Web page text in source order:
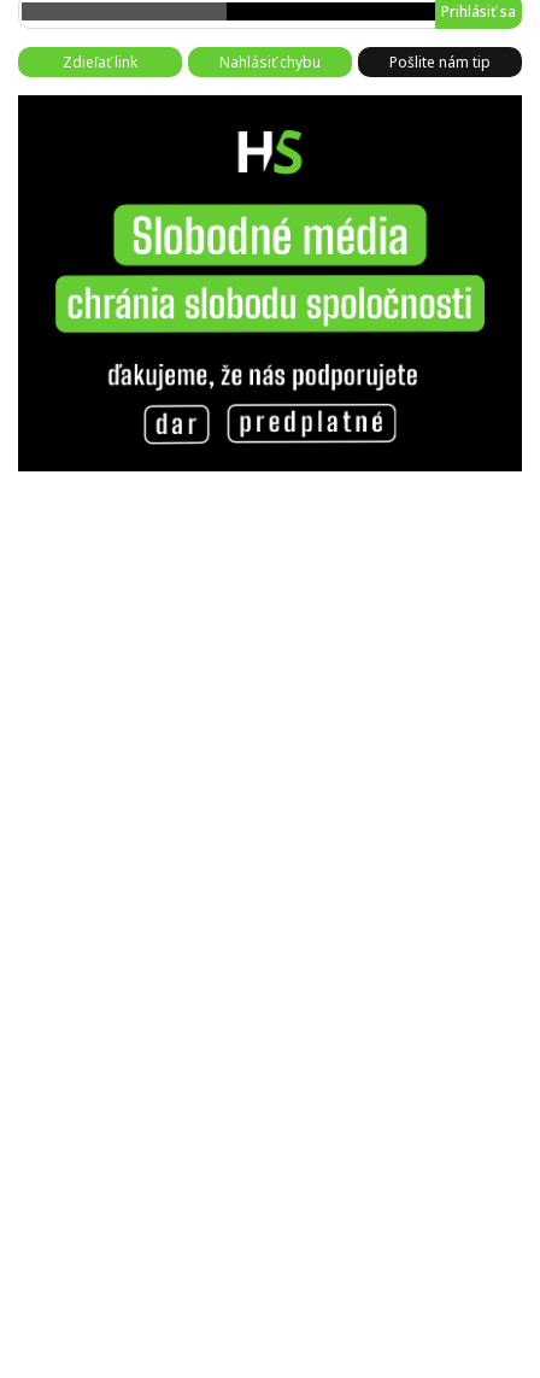
Prihlásiť sa
Zdieľať link Nahlásiť chybu Pošlite nám tip